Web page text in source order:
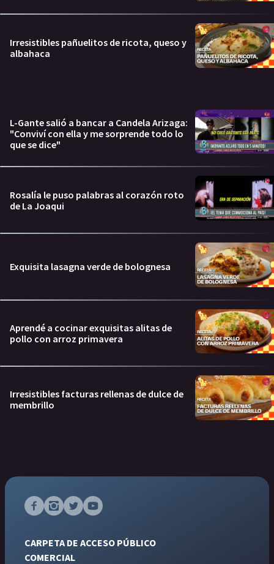
Irresistibles pañuelitos de ricota, queso y
albahaca
L-Gante salió a bancar a Candela Arizaga:
"Conviví con ella y me sorprende todo lo
que se dice"
Rosalía le puso palabras al corazón roto
de La Joaqui
Exquisita lasagna verde de bolognesa
Aprendé a cocinar exquisitas alitas de
pollo con arroz primavera
Irresistibles facturas rellenas de dulce de
membrillo
CARPETA DE ACCESO PÚBLICO
COMERCIAL